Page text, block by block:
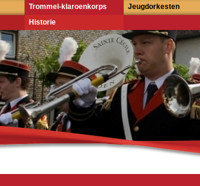
Trommel-klaroenkorps Jeugdorkesten
Historie